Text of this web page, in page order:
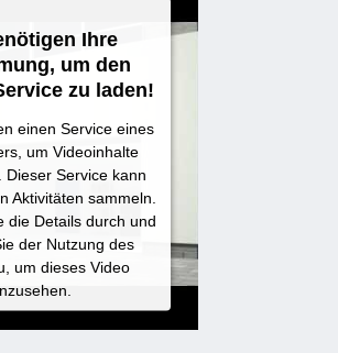
Ihre
um den
zu laden!
einen Service eines
um Videoinhalte
Dieser Service kann
Aktivitäten sammeln.
die Details durch und
der Nutzung des
um dieses Video
MEHR